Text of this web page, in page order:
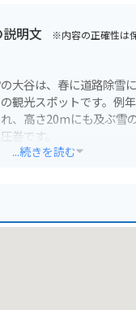
明文 ※内容の正確性は
大谷は、春に道路除雪
観光スポットです。例
、高さ20mにも及ぶ雪
巻です。
。また、天候が変わりや
お出かけください。
...続きを読む